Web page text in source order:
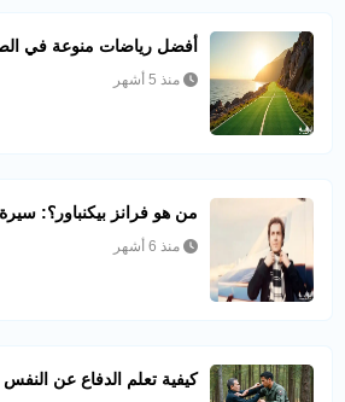
أفضل رياضات منوعة في
منذ 5 أشهر
من هو فرانز بيكنباور؟: سيرة
منذ 6 أشهر
كيفية تعلم الدفاع عن